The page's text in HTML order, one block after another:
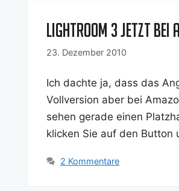
Lightroom 3 jetzt bei
23. Dezember 2010
Ich dach­te ja, dass das
Voll­ver­si­on aber bei
sehen gera­de einen
kli­cken Sie auf den
2 Kommentare